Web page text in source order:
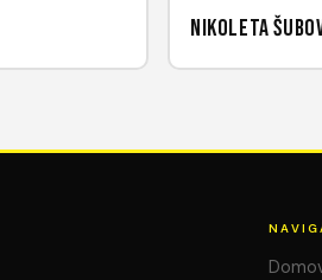
Nikoleta